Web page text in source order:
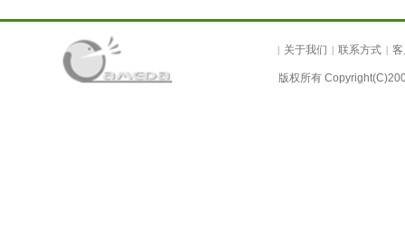
| 关于我们 | 联系方式 | 客
版权所有